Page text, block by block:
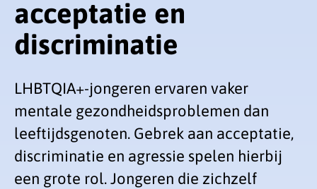
acceptatie en
discriminatie
LHBTQIA+-jongeren ervaren vaker
mentale gezondheidsproblemen dan
leeftijdsgenoten. Gebrek aan acceptatie,
discriminatie en agressie spelen hierbij
een grote rol. Jongeren die zichzelf